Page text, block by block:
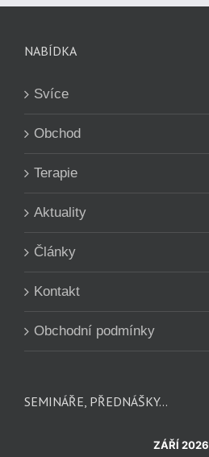
NABÍDKA
Svíce
Obchod
Terapie
Aktuality
Články
Kontakt
Obchodní podmínky
SEMINÁŘE, PŘEDNÁŠKY…
ZÁŘÍ 2026